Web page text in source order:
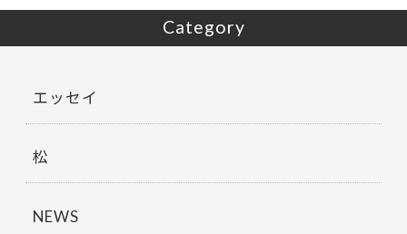
Category
エッセイ
松
NEWS